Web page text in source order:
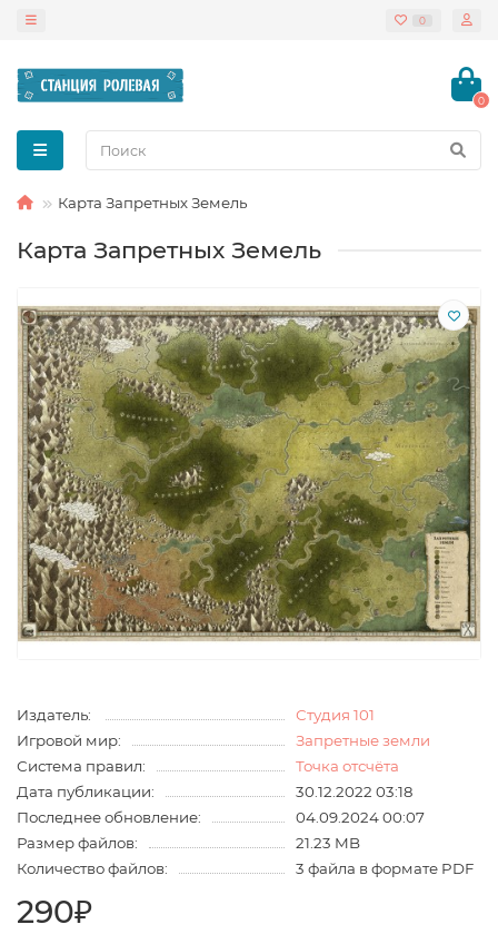
0
0
Карта Запретных Земель
Карта Запретных Земель
Издатель:
Студия 101
Игровой мир:
Запретные земли
Система правил:
Точка отсчёта
Дата публикации:
30.12.2022 03:18
Последнее обновление:
04.09.2024 00:07
Размер файлов:
21.23 MB
Количество файлов:
3 файла в формате PDF
290₽